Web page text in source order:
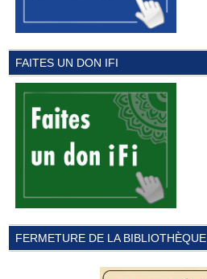
FAITES UN DON IFI
FERMETURE DE LA BIBLIOTHÈQUE